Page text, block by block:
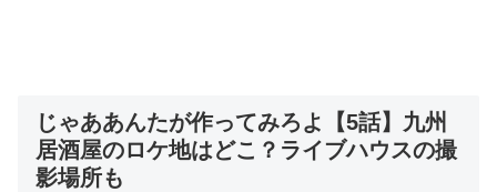
じゃああんたが作ってみろよ【5話】九州
居酒屋のロケ地はどこ？ライブハウスの撮
影場所も